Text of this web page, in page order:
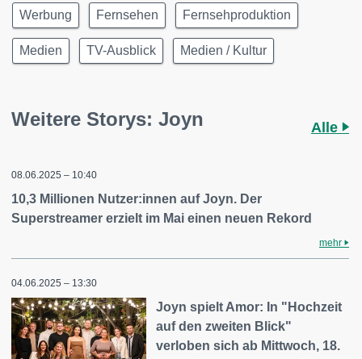
Werbung Fernsehen Fernsehproduktion
Medien TV-Ausblick Medien / Kultur
Weitere Storys: Joyn Alle
08.06.2025 – 10:40
10,3 Millionen Nutzer:innen auf Joyn. Der
Superstreamer erzielt im Mai einen neuen Rekord
mehr
04.06.2025 – 13:30
Joyn spielt Amor: In "Hochzeit
auf den zweiten Blick"
verloben sich ab Mittwoch, 18.